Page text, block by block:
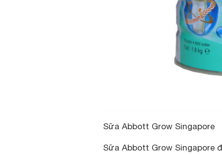
Sữa Abbott Grow Singapore
Sữa Abbott Grow Singapore